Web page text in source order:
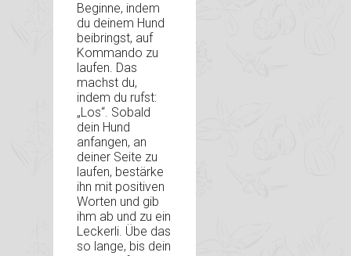
Beginne, indem
du deinem Hund
beibringst, auf
Kommando zu
laufen. Das
machst du,
indem du rufst:
„Los“. Sobald
dein Hund
anfangen, an
deiner Seite zu
laufen, bestärke
ihn mit positiven
Worten und gib
ihm ab und zu ein
Leckerli. Übe das
so lange, bis dein